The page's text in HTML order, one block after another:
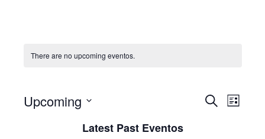
There are no upcoming eventos.
Pesquisar
List
Upcoming
Latest Past Eventos